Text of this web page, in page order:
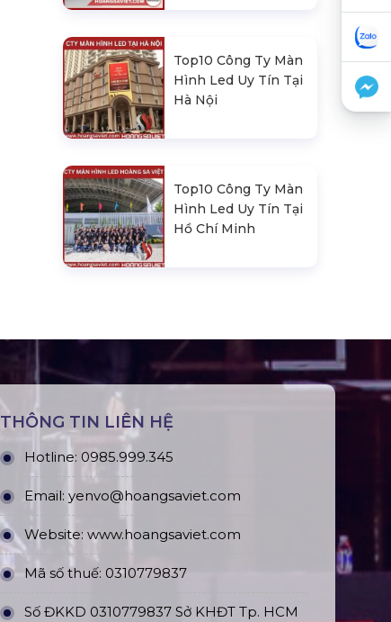
Top10 Công Ty Màn
Hình Led Uy Tín Tại
Hà Nội
Top10 Công Ty Màn
Hình Led Uy Tín Tại
Hồ Chí Minh
THÔNG TIN LIÊN HỆ
Hotline: 0985.999.345
Email: yenvo@hoangsaviet.com
Website: www.hoangsaviet.com
Mã số thuế: 0310779837
Số ĐKKD 0310779837 Sở KHĐT Tp. HCM